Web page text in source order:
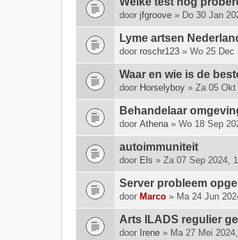
g
door jfgroove » Do 30 Jan
Lyme artsen
door roschr123 » Wo 25 Dec
Waar en wie is de
door Horselyboy » Za 05
Behandelaar
door Athena» Wo 18 Sep
autoimmuniteit
door Els » Za 07 Sep 2024,
Server probleem
door Marco » Ma 24 Jun
Arts ILADS regulier
door Irene » Ma 27 Mei